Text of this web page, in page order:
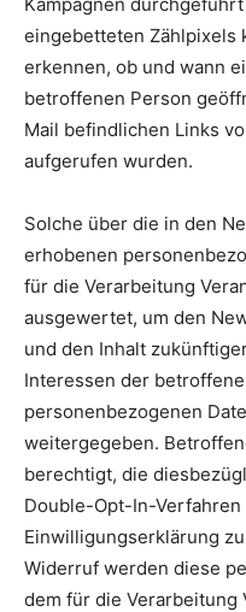
eingebetteten Zählpixels
erkennen, ob und wann
betroffenen Person
Mail befindlichen Links
aufgerufen wurden.
Solche über die in den
erhobenen
für die Verarbeitung
ausgewertet, um den
und den Inhalt
Interessen der
personenbezogenen
weitergegeben.
berechtigt, die
Double-Opt-In-Verfahren
Einwilligungserklärung
Widerruf werden diese
dem für die Verarbeitung